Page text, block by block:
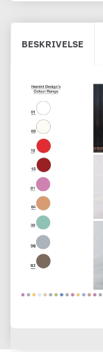
BESKRIVELSE